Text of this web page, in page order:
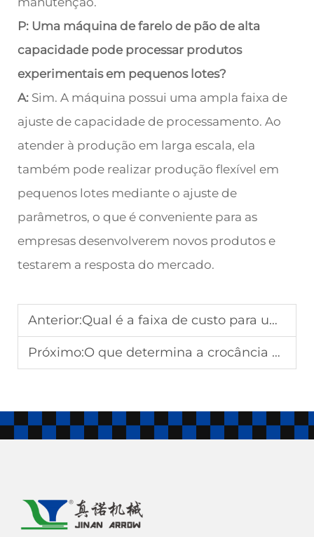
P: Uma máquina de farelo de pão de alta
capacidade pode processar produtos
experimentais em pequenos lotes?
A: Sim. A máquina possui uma ampla faixa de
ajuste de capacidade de processamento. Ao
atender à produção em larga escala, ela
também pode realizar produção flexível em
pequenos lotes mediante o ajuste de
parâmetros, o que é conveniente para as
empresas desenvolverem novos produtos e
testarem a resposta do mercado.
Anterior:Qual é a faixa de custo para uma máquina industrial de chips de milho
Próximo:O que determina a crocância em uma linha de produção de flocos de milho